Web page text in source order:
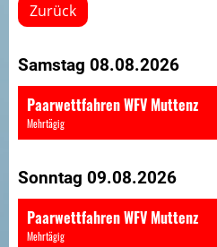
Zurück
Samstag 08.08.2026
Paarwettfahren WFV Muttenz
Mehrtägig
Sonntag 09.08.2026
Paarwettfahren WFV Muttenz
Mehrtägig